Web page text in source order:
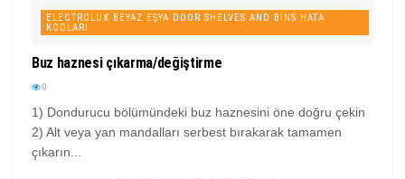
ELECTROLUX BEYAZ EŞYA DOOR SHELVES AND BINS HATA
KODLARI
Buz haznesi çıkarma/değiştirme
0
1) Dondurucu bölümündeki buz haznesini öne doğru çekin
2) Alt veya yan mandalları serbest bırakarak tamamen
çıkarın...